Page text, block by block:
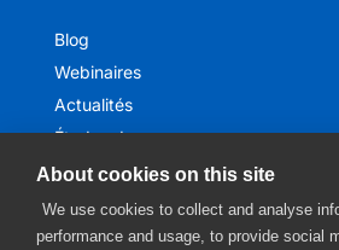
Blog
Webinaires
Actualités
Études de cas
Ebooks
About cookies on this site
We use cookies to collect and analyse
performance and usage, to provide social